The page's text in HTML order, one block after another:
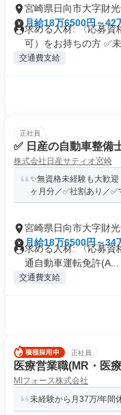
宮崎県日向市大字財
月給18万6500円～42
求める人材: 〈応募資
可）をお持ちの方 ✅️未
交通費支給
正社員
✅ 日産の自動車整備
株式会社日産サティオ宮崎
✨無資格未経験も大歓
ヶ月分／✅社割あり／✅
宮崎県日向市大字財
月給18万6500円～34
求める人材: 〈応募資
通自動車運転免許(A...
交通費支給
正社員
医療営業職(MR・医
MIフォース株式会社
未経験から月37万/年間